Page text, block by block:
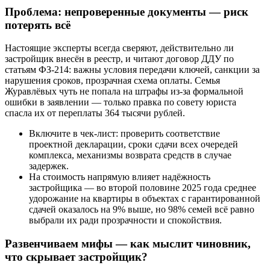
Проблема: непроверенные документы — риск
потерять всё
Настоящие эксперты всегда сверяют, действительно ли
застройщик внесён в реестр, и читают договор ДДУ по
статьям ФЗ-214: важны условия передачи ключей, санкции за
нарушения сроков, прозрачная схема оплаты. Семья
Журавлёвых чуть не попала на штрафы из-за формальной
ошибки в заявлении — только правка по совету юриста
спасла их от переплаты 364 тысячи рублей.
Включите в чек-лист: проверить соответствие
проектной декларации, сроки сдачи всех очередей
комплекса, механизмы возврата средств в случае
задержек.
На стоимость напрямую влияет надёжность
застройщика — во второй половине 2025 года среднее
удорожание на квартиры в объектах с гарантированной
сдачей оказалось на 9% выше, но 98% семей всё равно
выбрали их ради прозрачности и спокойствия.
Развенчиваем мифы — как мыслит чиновник,
что скрывает застройщик?